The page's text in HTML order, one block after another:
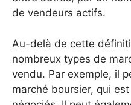
de vendeurs actifs.
Au-delà de cette
nombreux types de
vendu. Par exemple, il
marché boursier, qui